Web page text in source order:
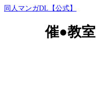
同人マンガDL【公式】
催●教室